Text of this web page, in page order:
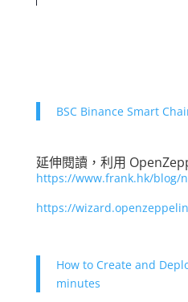
BSC Binance Smart
延伸閱讀，利用
https://www.frank.hk/blog/
https://
How to Create and
minutes